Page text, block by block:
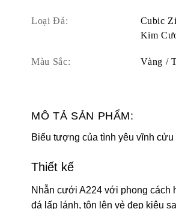
Loại Đá:
Cubic
Kim
Màu Sắc: Vàng /
MÔ TẢ SẢN PHẨM:
Biểu tượng của tình yêu vĩnh cửu
Thiết kế
Nhẫn cưới A224 với phong cách
đá lấp lánh, tôn lên vẻ đẹp kiêu